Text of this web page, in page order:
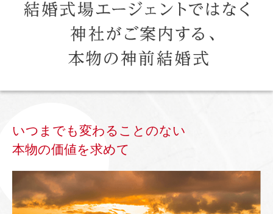
いつまでも変わることのない
本物の価値を求めて